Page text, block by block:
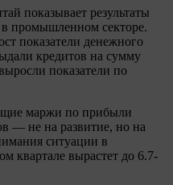
показывает результаты
промышленном секторе.
показатели денежного
кредитов на сумму
показатели по
маржи по прибыли
— не на развитие, но на
ситуации в
квартале вырастет до 6.7-